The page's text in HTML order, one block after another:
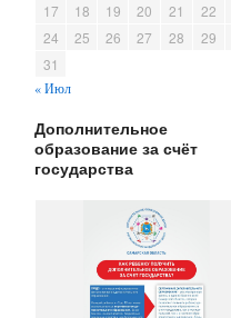
17
18 19 20 21 22
24
25 26 27 28 29
31
« Июл
Дополнительное
образование за счёт
государства